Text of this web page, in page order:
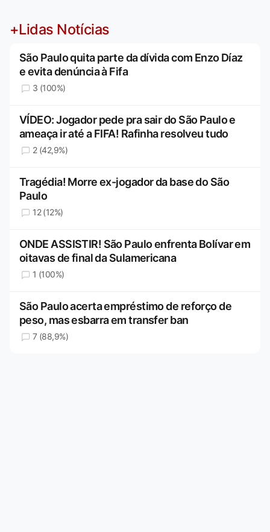
+Lidas Notícias
São Paulo quita parte da dívida com Enzo Díaz
e evita denúncia à Fifa
3 (100%)
VÍDEO: Jogador pede pra sair do São Paulo e
ameaça ir até a FIFA! Rafinha resolveu tudo
2 (42,9%)
Tragédia! Morre ex-jogador da base do São
Paulo
12 (12%)
ONDE ASSISTIR! São Paulo enfrenta Bolívar em
oitavas de final da Sulamericana
1 (100%)
São Paulo acerta empréstimo de reforço de
peso, mas esbarra em transfer ban
7 (88,9%)